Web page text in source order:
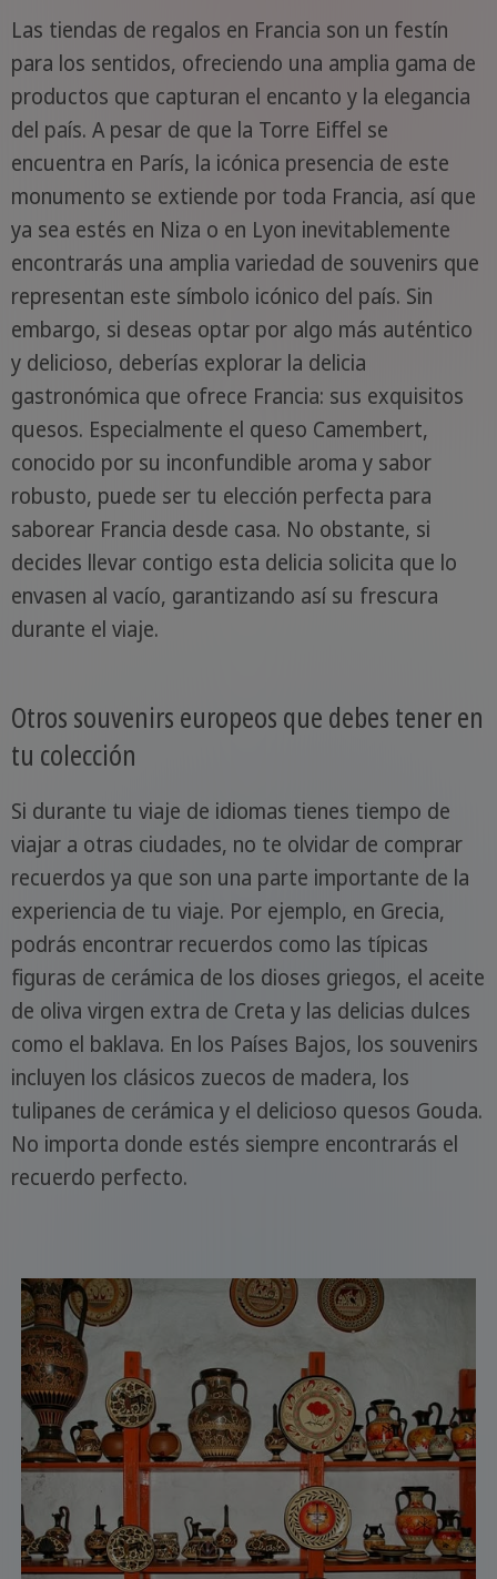
Las tiendas de regalos en Francia son un festín
para los sentidos, ofreciendo una amplia gama de
productos que capturan el encanto y la elegancia
del país. A pesar de que la Torre Eiffel se
encuentra en París, la icónica presencia de este
monumento se extiende por toda Francia, así que
ya sea estés en Niza o en Lyon inevitablemente
encontrarás una amplia variedad de souvenirs que
representan este símbolo icónico del país. Sin
embargo, si deseas optar por algo más auténtico
y delicioso, deberías explorar la delicia
gastronómica que ofrece Francia: sus exquisitos
quesos. Especialmente el queso Camembert,
conocido por su inconfundible aroma y sabor
robusto, puede ser tu elección perfecta para
saborear Francia desde casa. No obstante, si
decides llevar contigo esta delicia solicita que lo
envasen al vacío, garantizando así su frescura
durante el viaje.
Otros souvenirs europeos que debes tener en
tu colección
Si durante tu viaje de idiomas tienes tiempo de
viajar a otras ciudades, no te olvidar de comprar
recuerdos ya que son una parte importante de la
experiencia de tu viaje. Por ejemplo, en Grecia,
podrás encontrar recuerdos como las típicas
figuras de cerámica de los dioses griegos, el aceite
de oliva virgen extra de Creta y las delicias dulces
como el baklava. En los Países Bajos, los souvenirs
incluyen los clásicos zuecos de madera, los
tulipanes de cerámica y el delicioso quesos Gouda.
No importa donde estés siempre encontrarás el
recuerdo perfecto.